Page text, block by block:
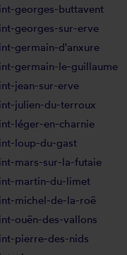
georges-buttavent
georges-sur-erve
germain-d'anxure
germain-le-guillaume
jean-sur-erve
julien-du-terroux
léger-en-charnie
loup-du-gast
mars-sur-la-futaie
martin-du-limet
michel-de-la-roë
ouën-des-vallons
pierre-des-nids